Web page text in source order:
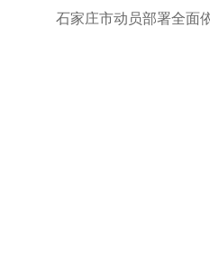
石家庄市动员部署全面